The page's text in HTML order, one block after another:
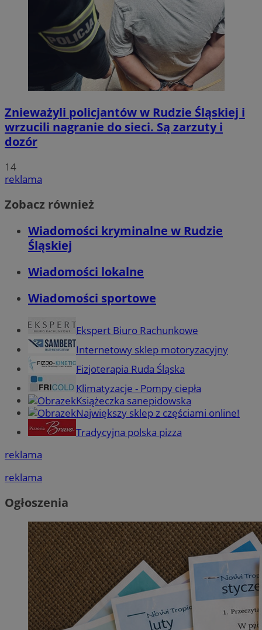
Znieważyli policjantów w Rudzie Śląskiej i
wrzucili nagranie do sieci. Są zarzuty i
dozór
14
reklama
Zobacz również
Wiadomości kryminalne w Rudzie
Śląskiej
Wiadomości lokalne
Wiadomości sportowe
Ekspert Biuro Rachunkowe
Internetowy sklep motoryzacyjny
Fizjoterapia Ruda Śląska
Klimatyzacje - Pompy ciepła
Książeczka sanepidowska
Największy sklep z częściami online!
Tradycyjna polska pizza
reklama
reklama
Ogłoszenia